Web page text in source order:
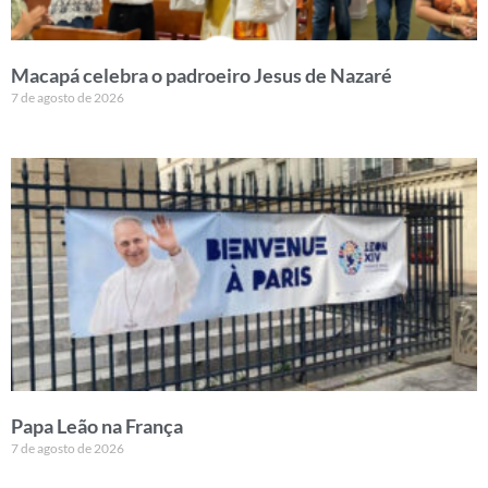
Macapá celebra o padroeiro Jesus de Nazaré
7 de agosto de 2026
Papa Leão na França
7 de agosto de 2026